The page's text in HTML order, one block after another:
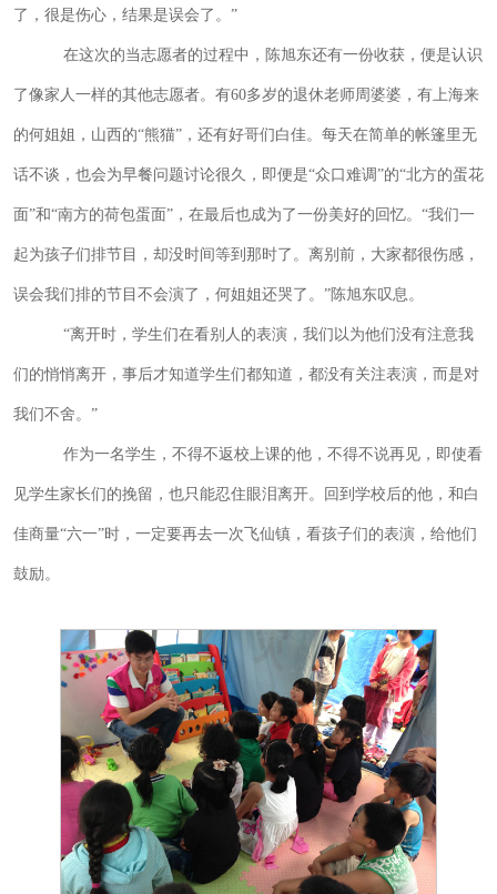
了，很是伤心，结果是误会了。”
在这次的当志愿者的过程中，陈旭东还有一份收获，便是认识
了像家人一样的其他志愿者。有60多岁的退休老师周婆婆，有上海来
的何姐姐，山西的“熊猫”，还有好哥们白佳。每天在简单的帐篷里无
话不谈，也会为早餐问题讨论很久，即便是“众口难调”的“北方的蛋花
面”和“南方的荷包蛋面”，在最后也成为了一份美好的回忆。“我们一
起为孩子们排节目，却没时间等到那时了。离别前，大家都很伤感，
误会我们排的节目不会演了，何姐姐还哭了。”陈旭东叹息。
“离开时，学生们在看别人的表演，我们以为他们没有注意我
们的悄悄离开，事后才知道学生们都知道，都没有关注表演，而是对
我们不舍。”
作为一名学生，不得不返校上课的他，不得不说再见，即使看
见学生家长们的挽留，也只能忍住眼泪离开。回到学校后的他，和白
佳商量“六一”时，一定要再去一次飞仙镇，看孩子们的表演，给他们
鼓励。